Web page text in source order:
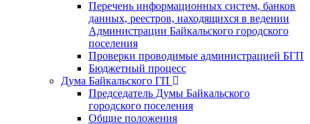
Перечень информационных систем, банков
данных, реестров, находящихся в ведении
Администрации Байкальского городского
поселения
Проверки проводимые администрацией БГП
Бюджетный процесс
Дума Байкальского ГП
Председатель Думы Байкальского
городского поселения
Общие положения